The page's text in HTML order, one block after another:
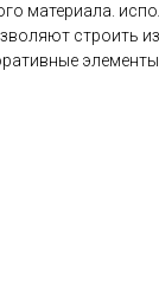
материала.
строить